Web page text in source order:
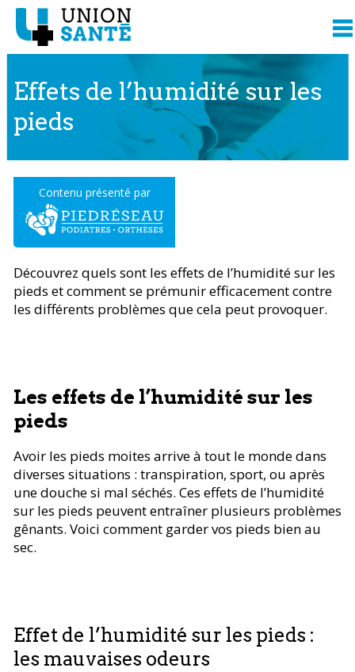
Effets de l’humidité sur les
pieds
Contenu présenté par
Découvrez quels sont les effets de l’humidité sur les
pieds et comment se prémunir efficacement contre
les différents problèmes que cela peut provoquer.
Les effets de l’humidité sur les
pieds
Avoir les pieds moites arrive à tout le monde dans
diverses situations : transpiration, sport, ou après
une douche si mal séchés. Ces effets de l’humidité
sur les pieds peuvent entraîner plusieurs problèmes
gênants. Voici comment garder vos pieds bien au
sec.
Effet de l’humidité sur les pieds :
les mauvaises odeurs